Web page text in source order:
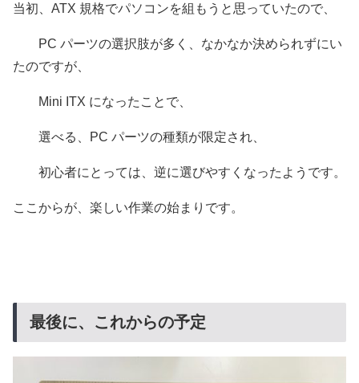
当初、ATX 規格でパソコンを組もうと思っていたので、
PC パーツの選択肢が多く、なかなか決められずにい
たのですが、
Mini ITX になったことで、
選べる、PC パーツの種類が限定され、
初心者にとっては、逆に選びやすくなったようです。
ここからが、楽しい作業の始まりです。
最後に、これからの予定